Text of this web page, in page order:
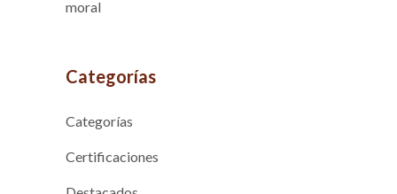
moral
Categorías
Categorías
Certificaciones